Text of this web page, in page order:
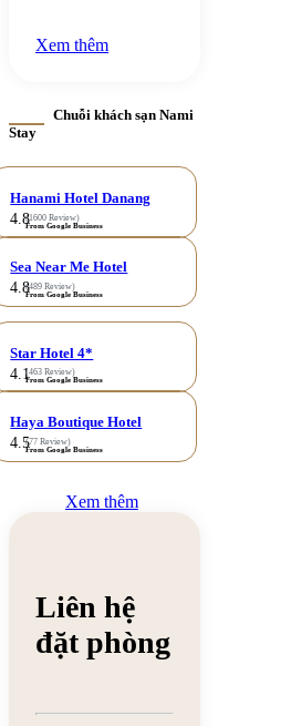
Xem thêm
Chuỗi khách sạn Nami
Stay
Hanami Hotel Danang
4.8(1600 Review)
From Google Business
Sea Near Me Hotel
4.8(489 Review)
From Google Business
Star Hotel 4*
4.1(463 Review)
From Google Business
Haya Boutique Hotel
4.5(77 Review)
From Google Business
Xem thêm
Liên hệ
đặt phòng